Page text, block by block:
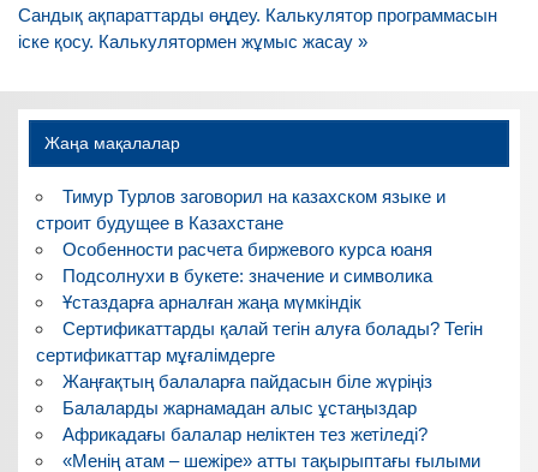
записям
Сандық ақпараттарды өңдеу. Калькулятор программасын
іске қосу. Калькулятормен жұмыс жасау »
Жаңа мақалалар
Тимур Турлов заговорил на казахском языке и
строит будущее в Казахстане
Особенности расчета биржевого курса юаня
Подсолнухи в букете: значение и символика
Ұстаздарға арналған жаңа мүмкіндік
Сертификаттарды қалай тегін алуға болады? Тегін
сертификаттар мұғалімдерге
Жаңғақтың балаларға пайдасын біле жүріңіз
Балаларды жарнамадан алыс ұстаңыздар
Африкадағы балалар неліктен тез жетіледі?
«Менің атам – шежіре» атты тақырыптағы ғылыми